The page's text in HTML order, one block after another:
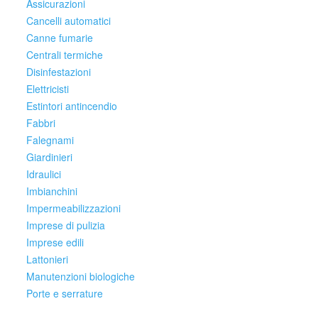
Assicurazioni
Cancelli automatici
Canne fumarie
Centrali termiche
Disinfestazioni
Elettricisti
Estintori antincendio
Fabbri
Falegnami
Giardinieri
Idraulici
Imbianchini
Impermeabilizzazioni
Imprese di pulizia
Imprese edili
Lattonieri
Manutenzioni biologiche
Porte e serrature